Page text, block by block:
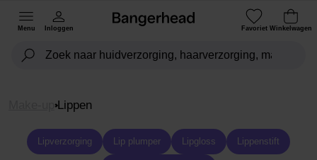
Menu Inloggen Favoriet Winkelwagen
Lippen
Lipverzorging Lip plumper Lipgloss Lippenstift